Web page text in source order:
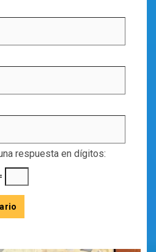
respuesta en dígitos: